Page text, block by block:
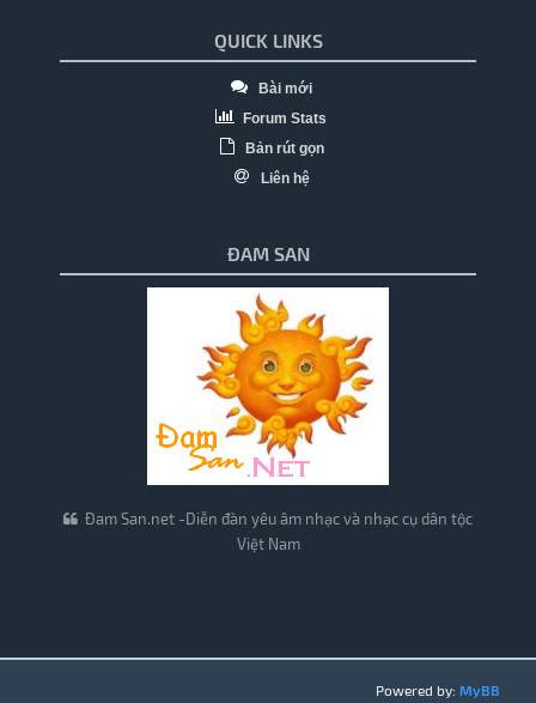
QUICK LINKS
Bài mới
Forum Stats
Bản rút gọn
Liên hệ
ĐAM SAN
Đam San.net -Diễn đàn yêu âm nhạc và nhạc cụ dân tộc
Việt Nam
Powered by: MyBB